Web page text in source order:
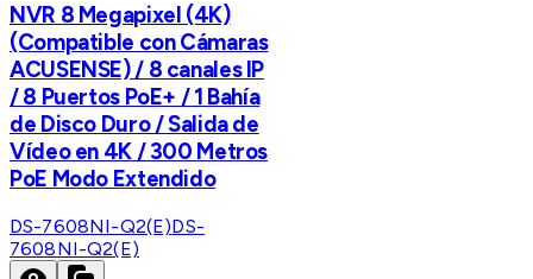
NVR 8 Megapixel (4K)
(Compatible con Cámaras
ACUSENSE) / 8 canales IP
/ 8 Puertos PoE+ / 1 Bahía
de Disco Duro / Salida de
Vídeo en 4K / 300 Metros
PoE Modo Extendido
DS-7608NI-Q2(E)DS-
7608NI-Q2(E)